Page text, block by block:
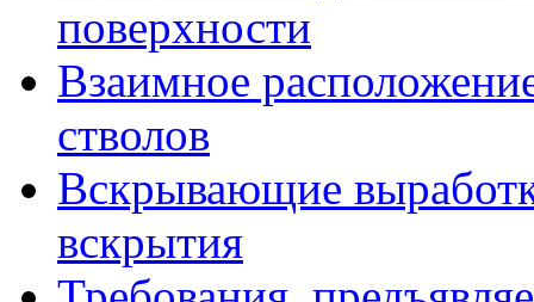
поверхности
Взаимное
стволов
Вскрывающие
вскрытия